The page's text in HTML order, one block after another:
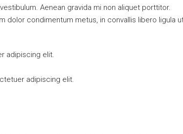
Aenean gravida mi non aliquet porttitor.
dolor condimentum metus, in convallis libero ligula
adipiscing elit.
adipiscing elit.